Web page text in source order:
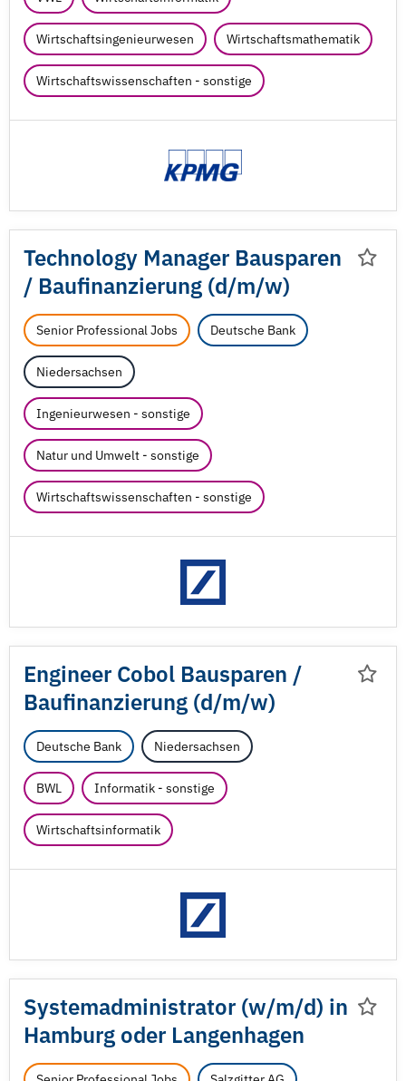
Wirtschaftsingenieurwesen Wirtschaftsmathematik
Wirtschaftswissenschaften - sonstige
Technology Manager Bausparen
/ Baufinanzierung (d/m/w)
Senior Professional Jobs Deutsche Bank
Niedersachsen
Ingenieurwesen - sonstige
Natur und Umwelt - sonstige
Wirtschaftswissenschaften - sonstige
Engineer Cobol Bausparen /
Baufinanzierung (d/m/w)
Deutsche Bank Niedersachsen
BWL Informatik - sonstige
Wirtschaftsinformatik
Systemadministrator (w/m/d) in
Hamburg oder Langenhagen